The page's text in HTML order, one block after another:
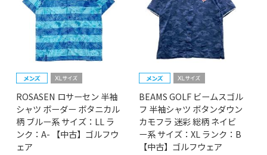
ROSASEN ロサーセン 半袖
シャツ ボーダー ボタニカル
柄 ブルー系 サイズ：LL ラ
ンク：A- 【中古】ゴルフウ
ェア
BEAMS GOLF ビームスゴル
フ 半袖シャツ ボタンダウン
カモフラ 迷彩 総柄 ネイビ
ー系 サイズ：XL ランク：B
【中古】ゴルフウェア